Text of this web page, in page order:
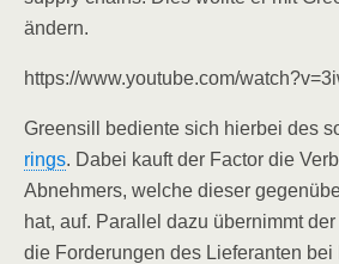
ändern.
https://www.youtube.com/
Greens­ill bedien­te sich hier­bei des
rings. Dabei kauft der Fac­tor die
Abneh­mers, wel­che die­ser
hat, auf. Par­al­lel dazu über­nimmt
die For­de­run­gen des Lie­fe­ran­ten